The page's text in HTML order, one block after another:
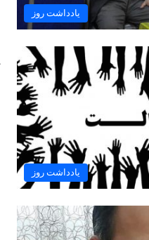
یادداشت روز
یادداشت روز